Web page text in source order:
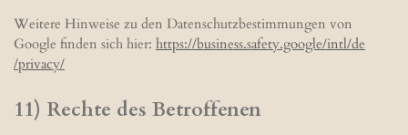
Weitere Hinweise zu den Datenschutzbestimmungen von
Google finden sich hier: https://business.safety.google/intl/de
/privacy/
11) Rechte des Betroffenen